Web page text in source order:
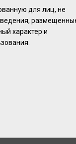
для лиц, не
характер и